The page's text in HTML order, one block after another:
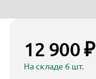
12 900 ₽
На складе 6 шт.